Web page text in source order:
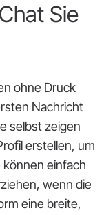
Sie
ohne Druck
Nachricht
selbst zeigen
erstellen, um
einfach
wenn die
eine breite,